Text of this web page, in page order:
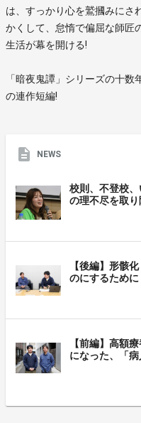
は、すっかり心を鷲摑みにさ
かくして、怠惰で偏屈な師匠
生活が幕を開ける!
「暗夜鬼譚」シリーズの十
の連作短編!
NEWS
校則、不登校
の理不尽を取
【後編】形骸
のにするために
【前編】高額
になった、「